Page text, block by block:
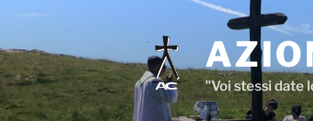
"Voi stessi date